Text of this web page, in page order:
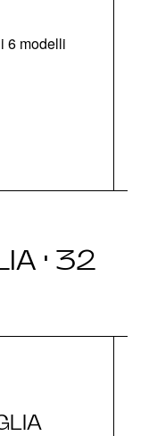
6 modelli
· 32